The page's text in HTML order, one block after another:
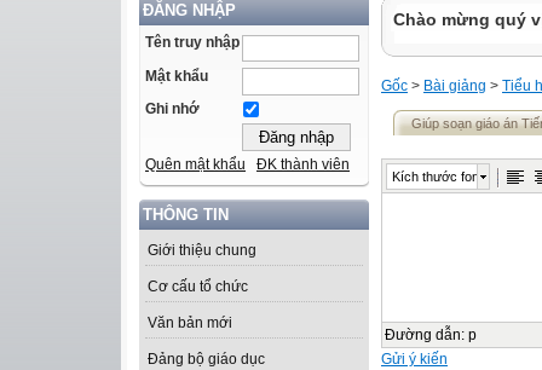
ĐĂNG NHẬP
Tên truy nhập
Mật khẩu
Ghi nhớ
Quên mật khẩu ĐK thành viên
THÔNG TIN
Giới thiệu chung
Cơ cấu tổ chức
Văn bản mới
Đảng bộ giáo dục
Chào mừng quý
Gốc > Bài giảng > Tiểu
Giúp soạn giáo án
Kích thước font
Đường dẫn: p
Gửi ý kiến